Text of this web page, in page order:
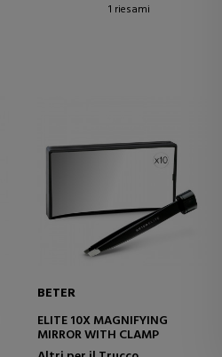
1 riesami
BETER
ELITE 10X MAGNIFYING
MIRROR WITH CLAMP